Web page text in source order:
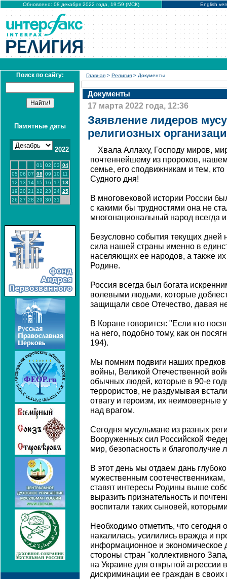
Обновлено: 08 декабря 2022 года, 19:59 (МСК) English
Поиск по сайту:
Памятные даты
2022
01 02 03 04
05 06 07 08 09 10
11
12 13 14 15 16 17 18
19 20 21 22 23 24 25
26 27 28 29 30 31
Главная > Религия > Документы
Документы
17 марта 2022 года, 12:36
Заявление лидеров
религиозных
Хвала Аллаху, Господу миров,
почтеннейшему из пророков,
семье, его сподвижникам и тем,
Судного дня!
В многовековой истории России
с какими бы трудностями она не
многонациональный народ всегда
Безусловно события текущих дней
сила нашей страны именно в
населяющих ее народов, а также
Родине.
Россия всегда был богата
волевыми людьми, которые
защищали свое Отечество, давая
В Коране говорится: "Если кто
на него, подобно тому, как он
194).
Мы помним подвиги наших
войны, Великой Отечественной
обычных людей, которые в 90-е
террористов, не раздумывая
отвагу и героизм, их неимоверные
над врагом.
Сегодня мусульмане из разных
Вооруженных сил Российской
мир, безопасность и благополучие
В этот день мы отдаем дань
мужественным
ставят интересы Родины выше
выразить признательность и
воспитали таких сыновей,
Необходимо отметить, что сегодня
накалилась, усилились вражда и
информационное и экономическое
стороны стран "коллективного
на Украине для открытой агрессии
дискриминации ее граждан в